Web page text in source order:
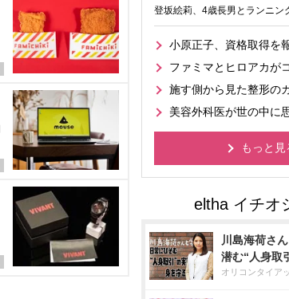
登坂絵莉、4歳長男とランニン
小原正子、資格取得を
ファミマとヒロアカが
施す側から見た整形の
美容外科医が世の中に
もっと見
川島海荷さ
潜む“人身取
オリコンタイア